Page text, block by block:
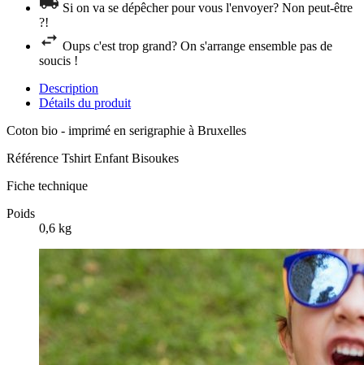
Si on va se dépêcher pour vous l'envoyer? Non peut-être
?!
Oups c'est trop grand? On s'arrange ensemble pas de
soucis !
Description
Détails du produit
Coton bio - imprimé en serigraphie à Bruxelles
Référence Tshirt Enfant Bisoukes
Fiche technique
Poids
0,6 kg